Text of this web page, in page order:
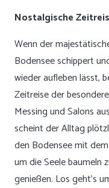
Nostalgische
Wenn der
Bodensee schippert
wieder aufleben lässt,
Zeitreise der
Messing und Salons
scheint der Alltag
den Bodensee mit
um die Seele baumeln
genießen. Los geht’s